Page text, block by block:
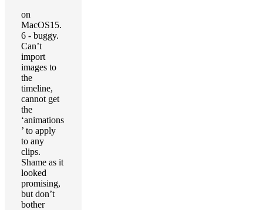
on
MacOS15.
6 - buggy.
Can’t
import
images to
the
timeline,
cannot get
the
‘animations
’ to apply
to any
clips.
Shame as it
looked
promising,
but don’t
bother